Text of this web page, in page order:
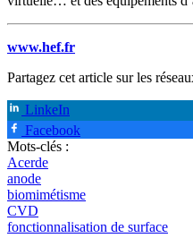
www.hef.fr
Partagez cet article sur les
LinkeIn
Facebook
Mots-clés :
Acerde
anode
biomimétisme
CVD
fonctionnalisation de surface